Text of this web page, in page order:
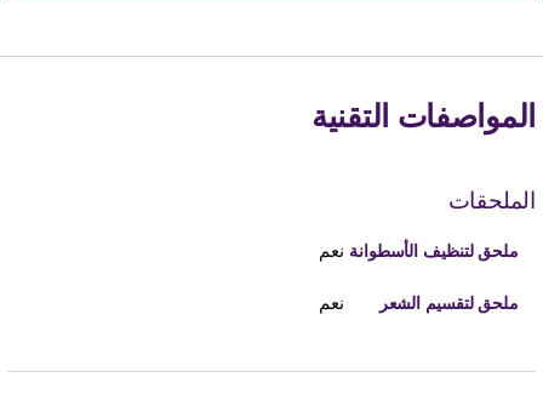
المواصفات التقنية
الملحقات
ملحق لتنظيف الأسطوانة نعم
ملحق لتقسيم الشعر نعم